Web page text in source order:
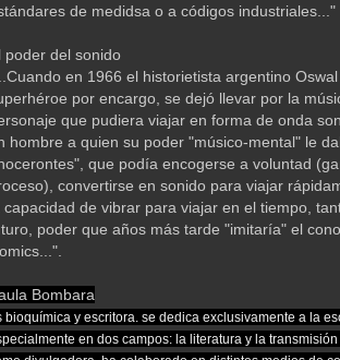
de medidsa o a códigos industriales..."
poder del sonido
en 1966 el historietista argentino
por encargo, se dejó llevar por la
que pudiera viajar en forma de onda
hombre a quien su poder "músico-mental" le
que podía encogerse a voluntad
convertirse en sonido para viajar
capacidad de vibrar para viajar en el tiempo,
poder que años más tarde "imitaría" el
Bombara
bioquímica y escritora. se dedica exclusivamente a la
en dos campos: la literatura y la